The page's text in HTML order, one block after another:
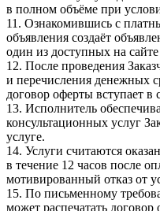
в полном объёме при
11. Ознакомившись с
объявления создаёт
один из доступных на
12. После проведения
и перечисления денежных
договор оферты вступает в
13. Исполнитель
консультационных услуг
услуге.
14. Услуги считаются
в течение 12 часов после
мотивированный отказ от
15. По письменному
может распечатать